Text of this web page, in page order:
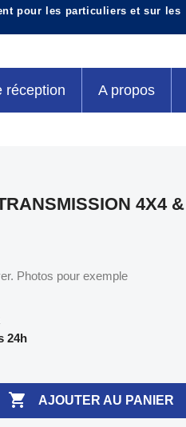
pour les particuliers et sur les
réception A propos
4X4
Photos pour exemple
24h
 AJOUTER AU PANIER